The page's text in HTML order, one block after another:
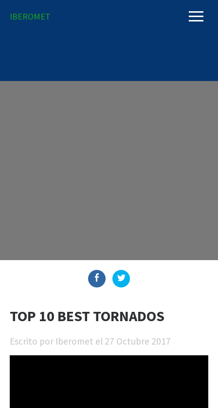
IBEROMET
TOP 10 BEST TORNADOS
Escrito por Iberomet el 27 Octubre 2017